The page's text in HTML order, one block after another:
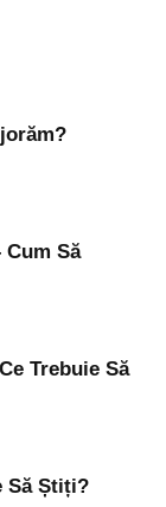
Să
Trebuie Să
Să Știți?